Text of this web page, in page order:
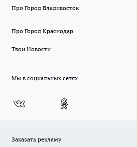
Про Город Владивосток
Про Город Краснодар
Твои Новости
Мы в социальных сетях
Заказать рекламу